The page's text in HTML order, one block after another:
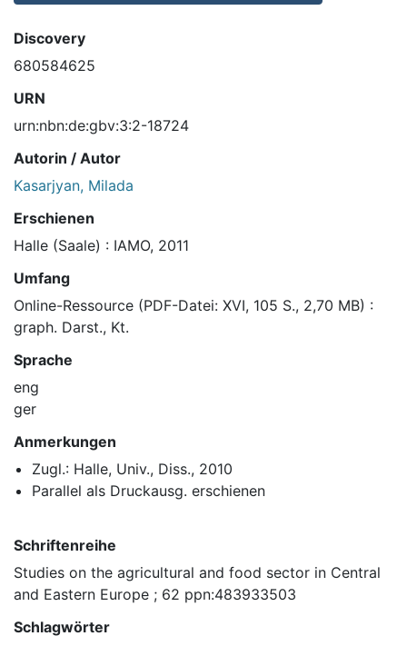
Discovery
680584625
URN
urn:nbn:de:gbv:3:2-18724
Autorin / Autor
Kasarjyan, Milada
Erschienen
Halle (Saale) : IAMO, 2011
Umfang
Online-Ressource (PDF-Datei: XVI, 105 S., 2,70 MB) :
graph. Darst., Kt.
Sprache
eng
ger
Anmerkungen
Zugl.: Halle, Univ., Diss., 2010
Parallel als Druckausg. erschienen
Schriftenreihe
Studies on the agricultural and food sector in Central
and Eastern Europe ; 62 ppn:483933503
Schlagwörter